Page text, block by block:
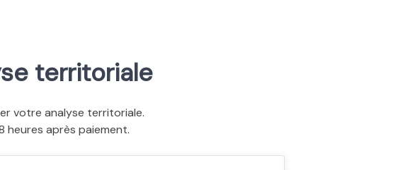
territoriale
votre analyse territoriale.
heures après paiement.